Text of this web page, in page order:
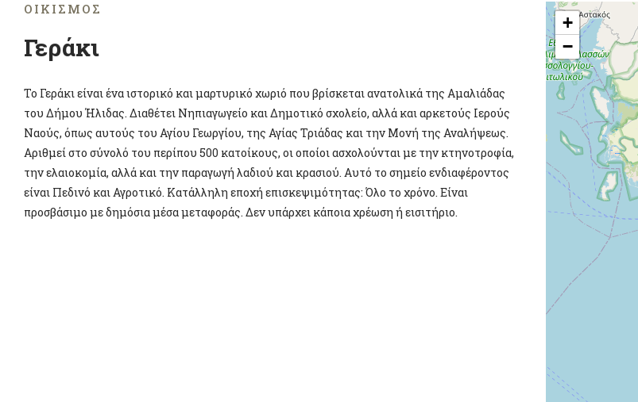
ΟΙΚΙΣΜΌΣ
Γεράκι
Το Γεράκι είναι ένα ιστορικό και μαρτυρικό χωριό που βρίσκεται ανατολικά της Αμαλιάδας
του Δήμου Ήλιδας. Διαθέτει Νηπιαγωγείο και Δημοτικό σχολείο, αλλά και αρκετούς Ιερούς
Ναούς, όπως αυτούς του Αγίου Γεωργίου, της Αγίας Τριάδας και την Μονή της Αναλήψεως.
Αριθμεί στο σύνολό του περίπου 500 κατοίκους, οι οποίοι ασχολούνται με την κτηνοτροφία,
την ελαιοκομία, αλλά και την παραγωγή λαδιού και κρασιού. Αυτό το σημείο ενδιαφέροντος
είναι Πεδινό και Αγροτικό. Κατάλληλη εποχή επισκεψιμότητας: Όλο το χρόνο. Είναι
προσβάσιμο με δημόσια μέσα μεταφοράς. Δεν υπάρχει κάποια χρέωση ή εισιτήριο.
+
−